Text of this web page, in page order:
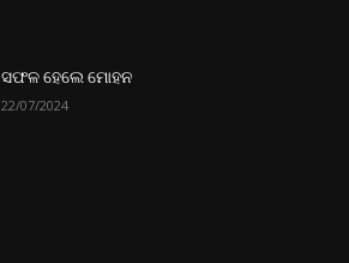
ସଫଳ ହେଲେ ମୋହନ
22/07/2024